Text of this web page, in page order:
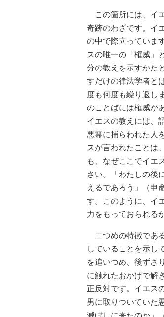
この箇所には、イ
奇跡のわざです。イ
の中で際立っていま
スの唯一の「権威」
分の教えを示すかた
すだけの律法学者と
度も何度も繰り返し
のことばには権威が
イエスの教えには、
悪霊に捕らわれた人
スが言われたことは
も、なぜここでイエ
さい。「わたしの
えるであろう」（申
す。このように、イ
力をもっておられる
二つめの特徴であ
していることを示し
を追いつめ、後ずさ
に触れたおかげで解
正反対です。イエス
男に取りついていた
滅ぼしに来たのか」